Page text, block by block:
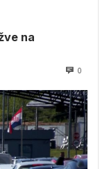
na
0